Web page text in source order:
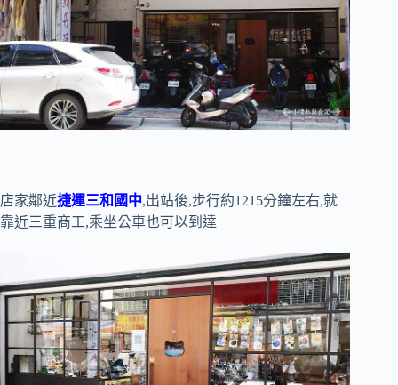
店家鄰近捷運三和國中,出站後,步行約1215分鐘左右,就
靠近三重商工,乘坐公車也可以到達